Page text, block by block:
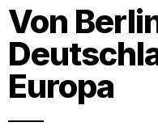
Von
Europa